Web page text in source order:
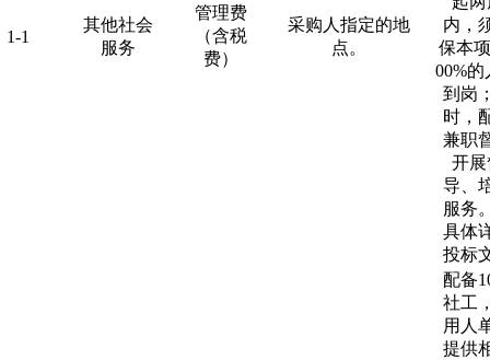
1-1
其他社会
服务
管理费
（含税
费）
采购人指定的地
点。
内，
保本
00%的
到岗
时，
兼职
开展
导、
服务
具体
投标
配备
社工
用人
提供